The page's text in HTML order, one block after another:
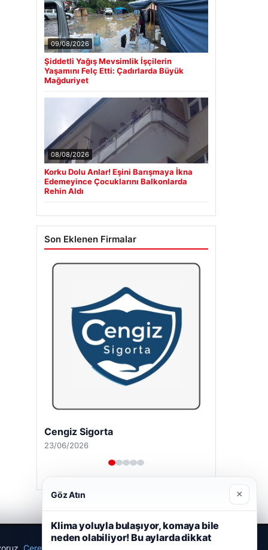
09/08/2026
Şiddetli Yağış Mevsimlik İşçilerin
Yaşamını Felç Etti: Çadırlarda Büyük
Mağduriyet
08/08/2026
Korku Dolu Anlar! Eşini Barışmaya İkna
Edemeyince Çocuklarını Balkonlarda
Rehin Aldı
Son Eklenen Firmalar
Cengiz Sigorta
23/06/2026
Çerez Politikamız
Göz Atın ×
Klima yoluyla bulaşıyor, komaya bile
neden olabiliyor! Bu aylarda dikkat